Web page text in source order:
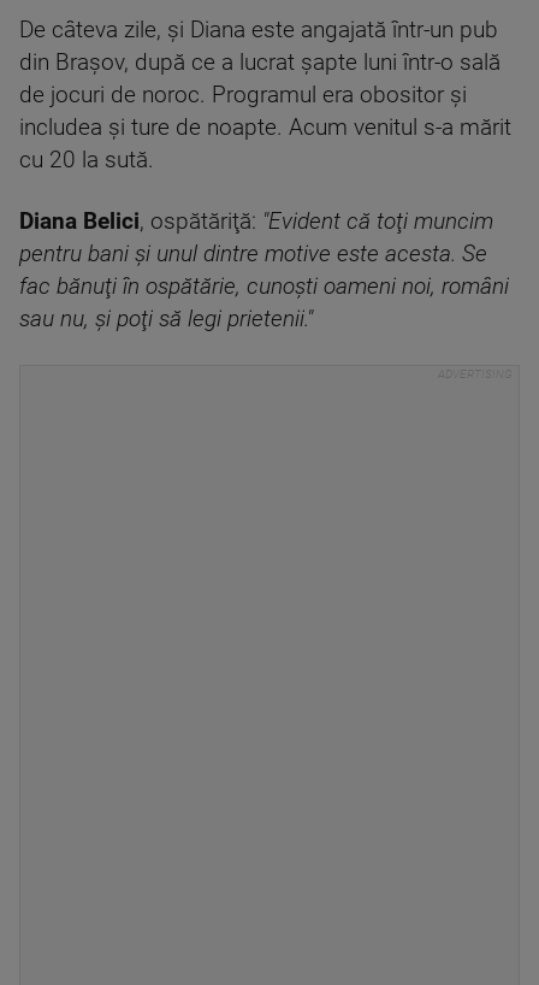
De câteva zile, şi Diana este angajată într-un pub
din Braşov, după ce a lucrat şapte luni într-o sală
de jocuri de noroc. Programul era obositor şi
includea şi ture de noapte. Acum venitul s-a mărit
cu 20 la sută.
Diana Belici, ospătăriţă: "Evident că toţi muncim
pentru bani şi unul dintre motive este acesta. Se
fac bănuţi în ospătărie, cunoşti oameni noi, români
sau nu, şi poţi să legi prietenii."